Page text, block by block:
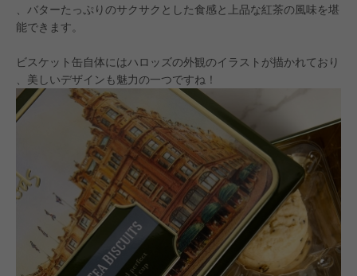
、バターたっぷりのサクサクとした食感と上品な紅茶の風味を堪
能できます。
ビスケット缶自体にはハロッズの外観のイラストが描かれており
、美しいデザインも魅力の一つですね！